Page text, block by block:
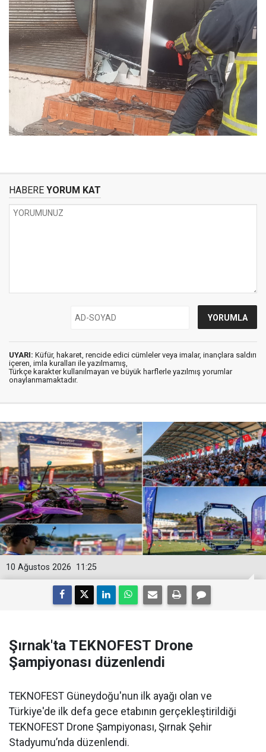
HABERE YORUM KAT
UYARI: Küfür, hakaret, rencide edici cümleler veya imalar, inançlara saldırı
içeren, imla kuralları ile yazılmamış,
Türkçe karakter kullanılmayan ve büyük harflerle yazılmış yorumlar
onaylanmamaktadır.
11:25
10 Ağustos 2026
Şırnak'ta TEKNOFEST Drone
Şampiyonası düzenlendi
TEKNOFEST Güneydoğu'nun ilk ayağı olan ve
Türkiye'de ilk defa gece etabının gerçekleştirildiği
TEKNOFEST Drone Şampiyonası, Şırnak Şehir
Stadyumu’nda düzenlendi.